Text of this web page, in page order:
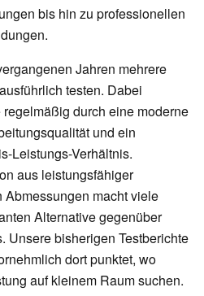
bis hin zu professionellen
Jahren mehrere
testen. Dabei
durch eine moderne
und ein
Leistungs-Verhältnis.
aus leistungsfähiger
macht viele
Alternative gegenüber
Unsere bisherigen Testberichte
dort punktet, wo
auf kleinem Raum suchen.